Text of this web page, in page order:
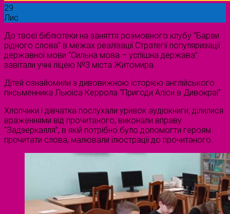
29
Лис
До твоєї бібліотеки на заняття розмовного клубу “Барви
рідного слова” в межах реалізації Стратегії популяризації
державної мови “Сильна мова – успішна держава”
завітали учні ліцею №3 міста Житомира.
Дітей ознайомили з дивовижною історією англійського
письменника Льюїса Керрола “Пригоди Аліси в Дивокраї”.
Хлопчики і дівчатка послухали уривок аудіокниги, ділилися
враженнями від прочитаного, виконали вправу
“Задзеркалля”, в якій потрібно було допомогти героям
прочитати слова, малювали ілюстрації до прочитаного.